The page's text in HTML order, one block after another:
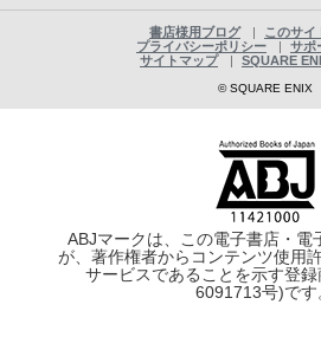
書店様用ブログ
このサイ
プライバシーポリシー
サポ
サイトマップ
SQUARE
© SQUARE ENIX
ABJマークは、この電子書店・電
が、著作権者からコンテンツ使用
サービスであることを示す登
6091713号)です